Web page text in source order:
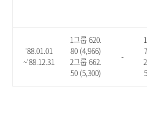
'88.01.01
~'88.12.31
1그룹 620.
80 (4,966)
2그룹 662.
50 (5,300)
-